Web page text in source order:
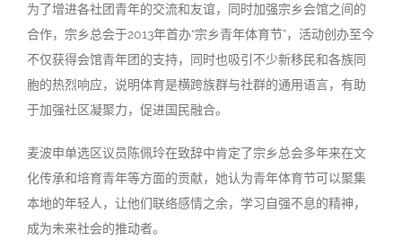
为了增进各社团青年的交流和友谊，同时加强宗乡会馆之间的
合作，宗乡总会于2013年首办“宗乡青年体育节”，活动创办至今
不仅获得会馆青年团的支持，同时也吸引不少新移民和各族同
胞的热烈响应，说明体育是横跨族群与社群的通用语言，有助
于加强社区凝聚力，促进国民融合。
麦波申单选区议员陈佩玲在致辞中肯定了宗乡总会多年来在文
化传承和培育青年等方面的贡献，她认为青年体育节可以聚集
本地的年轻人，让他们联络感情之余，学习自强不息的精神，
成为未来社会的推动者。